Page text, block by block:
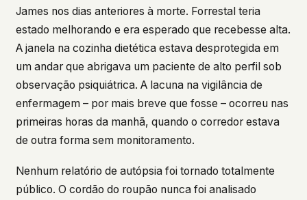
James nos dias anteriores à morte. Forrestal teria
estado melhorando e era esperado que recebesse alta.
A janela na cozinha dietética estava desprotegida em
um andar que abrigava um paciente de alto perfil sob
observação psiquiátrica. A lacuna na vigilância de
enfermagem – por mais breve que fosse – ocorreu nas
primeiras horas da manhã, quando o corredor estava
de outra forma sem monitoramento.
Nenhum relatório de autópsia foi tornado totalmente
público. O cordão do roupão nunca foi analisado